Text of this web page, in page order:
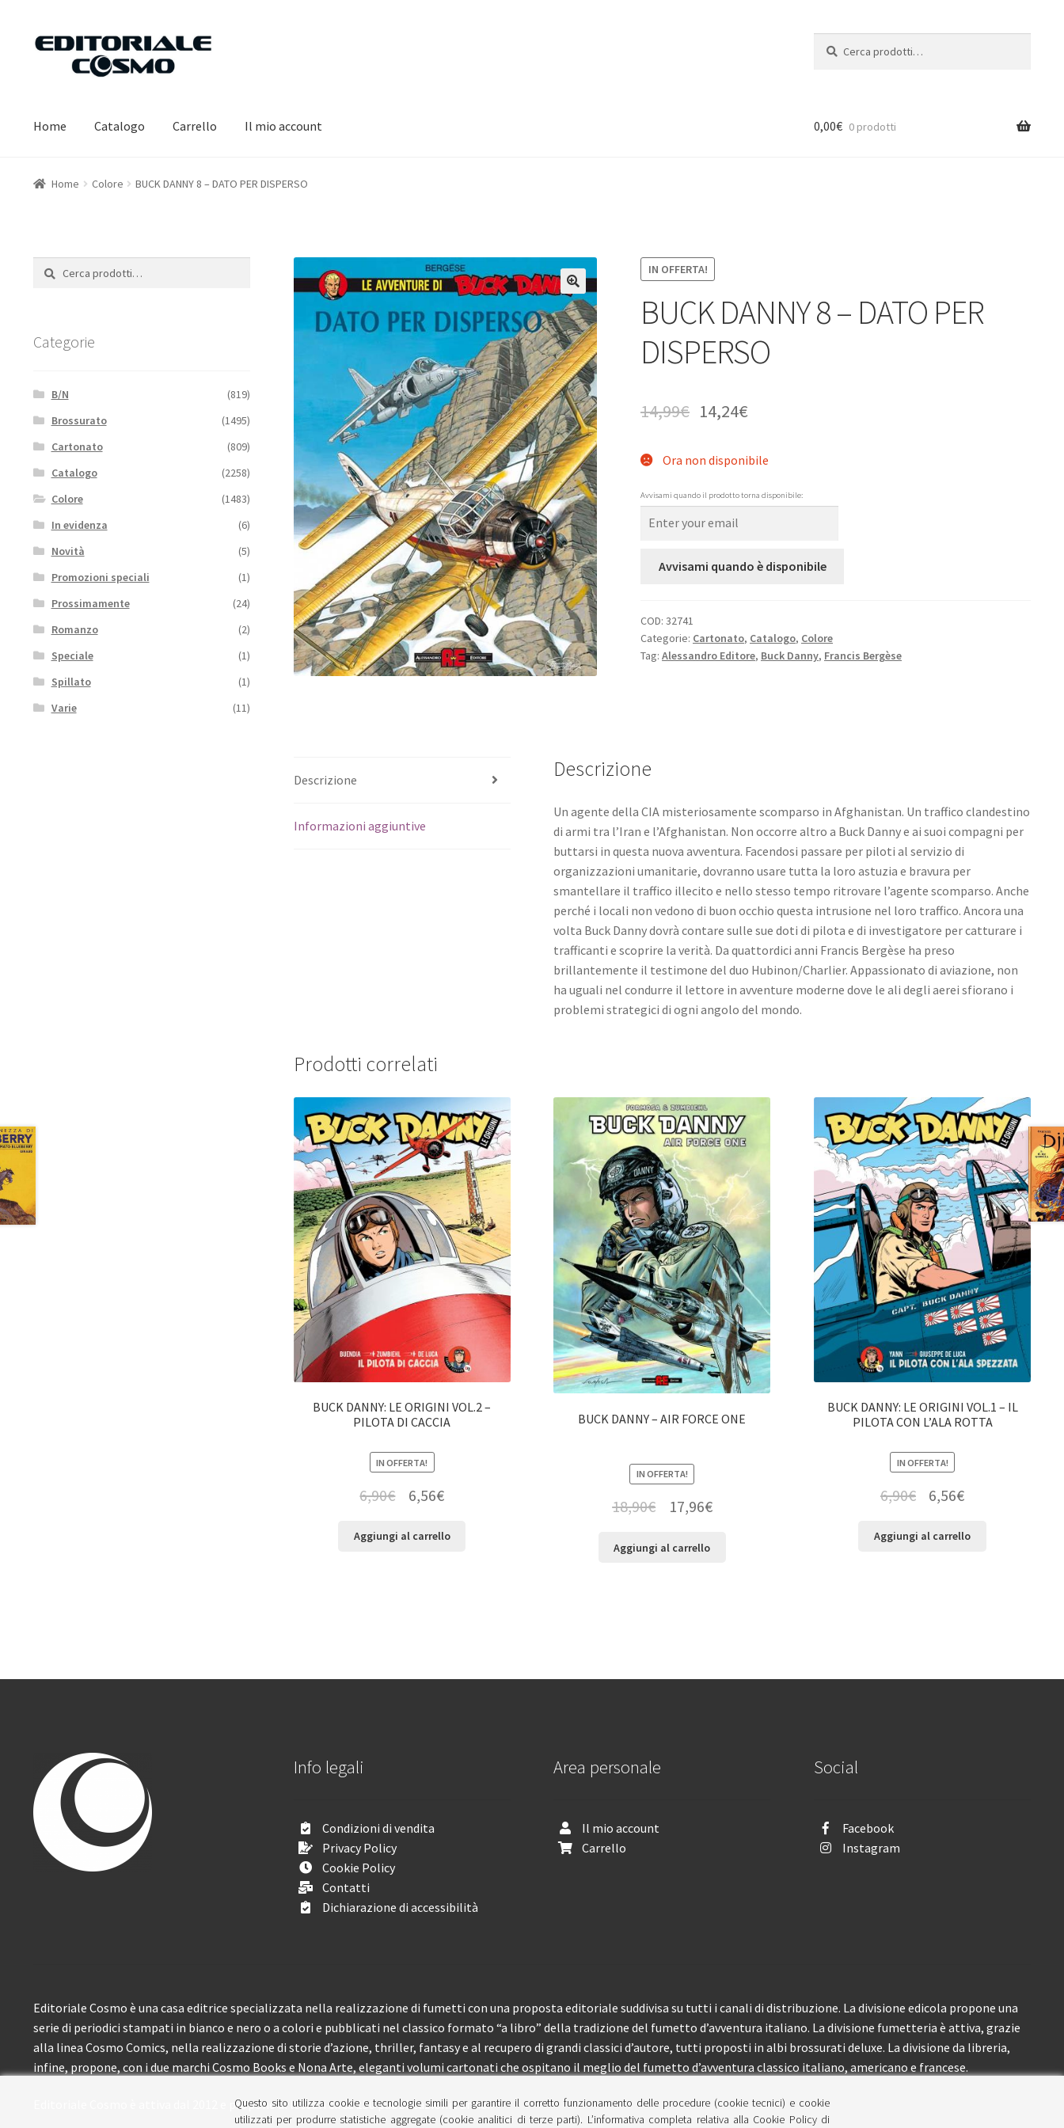
Vai
navigazione
Vai
Home Catalogo Carrello Il mio account 0,00€ 0 prodotti
Home Colore BUCK DANNY 8 – DATO PER DISPERSO
IN OFFERTA!
BUCK DANNY 8 – DATO PER
DISPERSO
14,99€ 14,24€
Ora non disponibile
Avvisami quando il prodotto torna disponibile:
Avvisami quando è disponibile
COD: 32741
Categorie: Cartonato, Catalogo, Colore
Tag: Alessandro Editore, Buck Danny, Francis Bergèse
Descrizione
Informazioni aggiuntive
Descrizione
Un agente della CIA misteriosamente scomparso in Afghanistan. Un traffico clandestino
di armi tra l’Iran e l’Afghanistan. Non occorre altro a Buck Danny e ai suoi compagni per
buttarsi in questa nuova avventura. Facendosi passare per piloti al servizio di
organizzazioni umanitarie, dovranno usare tutta la loro astuzia e bravura per
smantellare il traffico illecito e nello stesso tempo ritrovare l’agente scomparso. Anche
perché i locali non vedono di buon occhio questa intrusione nel loro traffico. Ancora una
volta Buck Danny dovrà contare sulle sue doti di pilota e di investigatore per catturare i
trafficanti e scoprire la verità. Da quattordici anni Francis Bergèse ha preso
brillantemente il testimone del duo Hubinon/Charlier. Appassionato di aviazione, non
ha uguali nel condurre il lettore in avventure moderne dove le ali degli aerei sfiorano i
problemi strategici di ogni angolo del mondo.
Prodotti correlati
BUCK DANNY: LE ORIGINI VOL.2 –
PILOTA DI CACCIA
IN OFFERTA!
6,90€ 6,56€
Aggiungi al carrello
BUCK DANNY – AIR FORCE ONE
IN OFFERTA!
18,90€ 17,96€
Aggiungi al carrello
BUCK DANNY: LE ORIGINI VOL.1 – IL
PILOTA CON L’ALA ROTTA
IN OFFERTA!
6,90€ 6,56€
Aggiungi al carrello
Cerca:
Cerca
Categorie
B/N
(819)
Brossurato
(1495)
Cartonato
(809)
Catalogo
(2258)
Colore
(1483)
In evidenza
(6)
Novità
(5)
Promozioni speciali
(1)
Prossimamente
(24)
Romanzo
(2)
Speciale
(1)
Spillato
(1)
Varie
(11)
Info legali
Condizioni di vendita
Privacy Policy
Cookie Policy
Contatti
Dichiarazione di accessibilità
Area personale
Il mio account
Carrello
Social
Facebook
Instagram
Editoriale Cosmo è una casa editrice specializzata nella realizzazione di fumetti con una proposta editoriale suddivisa su tutti i canali di distribuzione. La divisione edicola propone una
serie di periodici stampati in bianco e nero o a colori e pubblicati nel classico formato “a libro” della tradizione del fumetto d’avventura italiano. La divisione fumetteria è attiva, grazie
alla linea Cosmo Comics, nella realizzazione di storie d’azione, thriller, fantasy e al recupero di grandi classici d’autore, tutti proposti in albi brossurati deluxe. La divisione da libreria,
infine, propone, con i due marchi Cosmo Books e Nona Arte, eleganti volumi cartonati che ospitano il meglio del fumetto d’avventura classico italiano, americano e francese.
Editoriale Cosmo è attiva dal 2012 e propone ai lettori circa 150 pubblicazioni l’anno.
Questo sito utilizza cookie e tecnologie simili per garantire il corretto funzionamento delle procedure (cookie tecnici) e cookie
utilizzati per produrre statistiche aggregate (cookie analitici di terze parti). L’informativa completa relativa alla Cookie Policy di